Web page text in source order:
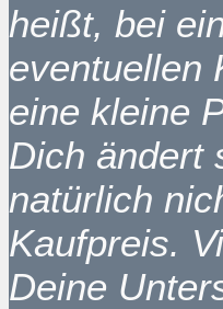
heißt, bei
eventuellen
eine kleine
Dich ändert
natürlich
Kaufpreis.
Deine